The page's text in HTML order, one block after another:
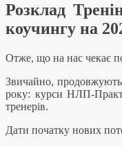
Розклад
коучингу на
Отже, що на нас чекає
Звичайно,
року: курси НЛП-
тренерів.
Дати початку нових